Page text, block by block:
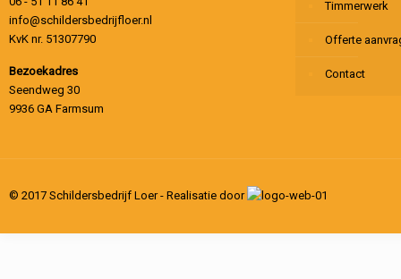
info@schildersbedrijfloer.nl
KvK nr. 51307790
Bezoekadres
Seendweg 30
9936 GA Farmsum
Timmerwerk
Offerte
Contact
© 2017 Schildersbedrijf Loer - Realisatie door